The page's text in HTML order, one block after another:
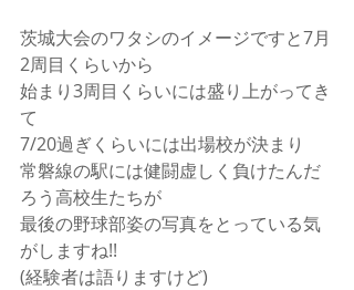
茨城大会のワタシのイメージですと7月
2周目くらいから
始まり3周目くらいには盛り上がってき
て
7/20過ぎくらいには出場校が決まり
常磐線の駅には健闘虚しく負けたんだ
ろう高校生たちが
最後の野球部姿の写真をとっている気
がしますね!!
(経験者は語りますけど)